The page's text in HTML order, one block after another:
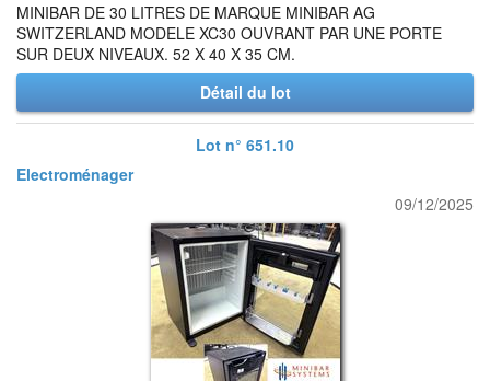
MINIBAR DE 30 LITRES DE MARQUE MINIBAR AG
SWITZERLAND MODELE XC30 OUVRANT PAR UNE PORTE
SUR DEUX NIVEAUX. 52 X 40 X 35 CM.
Détail du lot
Lot n° 651.10
Electroménager
09/12/2025